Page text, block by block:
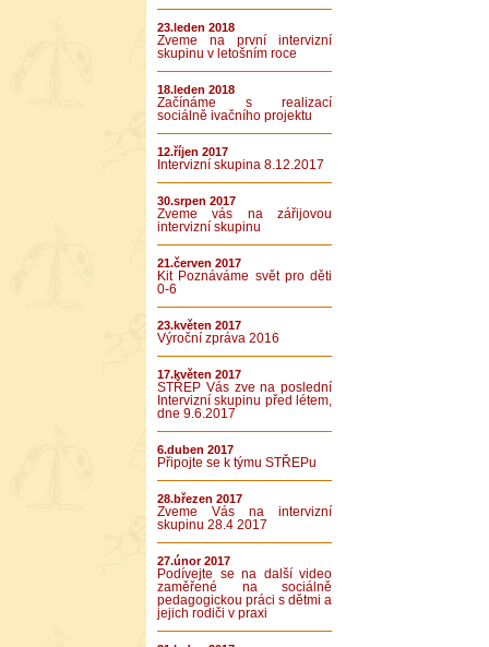
23.leden 2018
Zveme na první intervizní
skupinu v letošním roce
18.leden 2018
Začínáme s realizací
sociálně ivačního projektu
12.říjen 2017
Intervizní skupina 8.12.2017
30.srpen 2017
Zveme vás na zářijovou
intervizní skupinu
21.červen 2017
Kit Poznáváme svět pro děti
0-6
23.květen 2017
Výroční zpráva 2016
17.květen 2017
STŘEP Vás zve na poslední
Intervizní skupinu před létem,
dne 9.6.2017
6.duben 2017
Připojte se k týmu STŘEPu
28.březen 2017
Zveme Vás na intervizní
skupinu 28.4 2017
27.únor 2017
Podívejte se na další video
zaměřené na sociálně
pedagogickou práci s dětmi a
jejich rodiči v praxi